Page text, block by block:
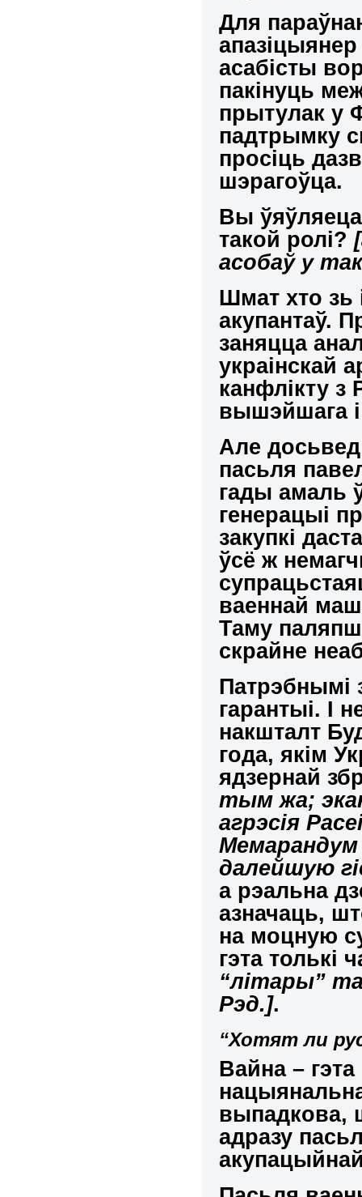
Для
асабісты
пакінуць
прытулак у
падтрымку
просіць
шэрагоўца.
Вы ўяўляеца
такой ролі?
асобаў у
Шмат хто зь
акупантаў.
заняцца
украінскай
канфлікту з
вышэйшага і
Але досьвед
пасьля
гады амаль
генерацыі
закупкі
ўсё ж
ваеннай
Таму
скрайне
Патрэбнымі
гарантыі. І
накшталт
года, якім
ядзернай
тым жа;
агрэсія
Мемарандум
далейшую
а рэальна
азначаць,
на моцную
гэта толькі
“літары”
Рэд.].
“Хотят ли
Вайна –
выпадкова,
адразу